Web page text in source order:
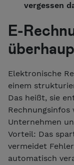
vergessen
E-
Elektronische
einem
Das heißt, sie
Unternehmen
Vorteil: Das
vermeidet
automatisch